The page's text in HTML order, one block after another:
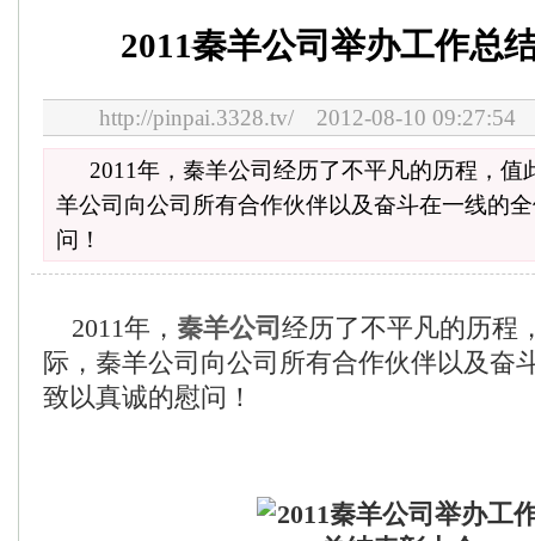
2011秦羊公司举办工作总
http://pinpai.3328.tv/ 2012-08-10
2011年，秦羊公司经历了不平凡的历程，值
羊公司向公司所有合作伙伴以及奋斗在一线的
问！
2011年， 秦羊公司 经历了不平凡的历程
际，秦羊公司向公司所有合作伙伴以及奋
致以真诚的慰问！